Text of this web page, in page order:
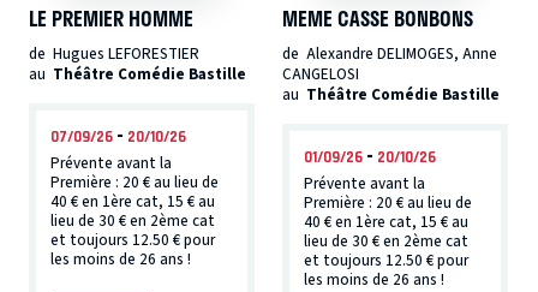
LE PREMIER HOMME
de Hugues LEFORESTIER
au Théâtre Comédie Bastille
07/09/26 - 20/10/26
Prévente avant la
Première : 20 € au lieu de
40 € en 1ère cat, 15 € au
lieu de 30 € en 2ème cat
et toujours 12.50 € pour
les moins de 26 ans !
MEME CASSE BONBONS
de Alexandre DELIMOGES, Anne
CANGELOSI
au Théâtre Comédie Bastille
01/09/26- 20/10/26
Prévente avant la
Première : 20 € au lieu de
40 € en 1ère cat, 15 € au
lieu de 30 € en 2ème cat
et toujours 12.50 € pour
les moins de 26 ans !